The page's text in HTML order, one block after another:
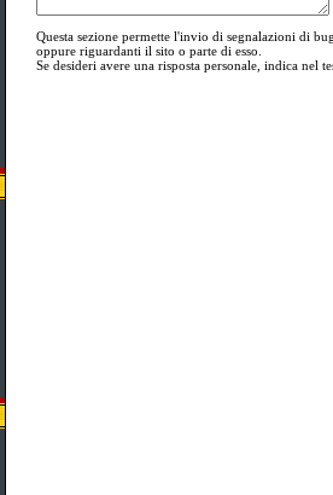
Questa sezione permette l'invio di segnalazioni di
oppure riguardanti il sito o parte di esso.
Se desideri avere una risposta personale, indica nel